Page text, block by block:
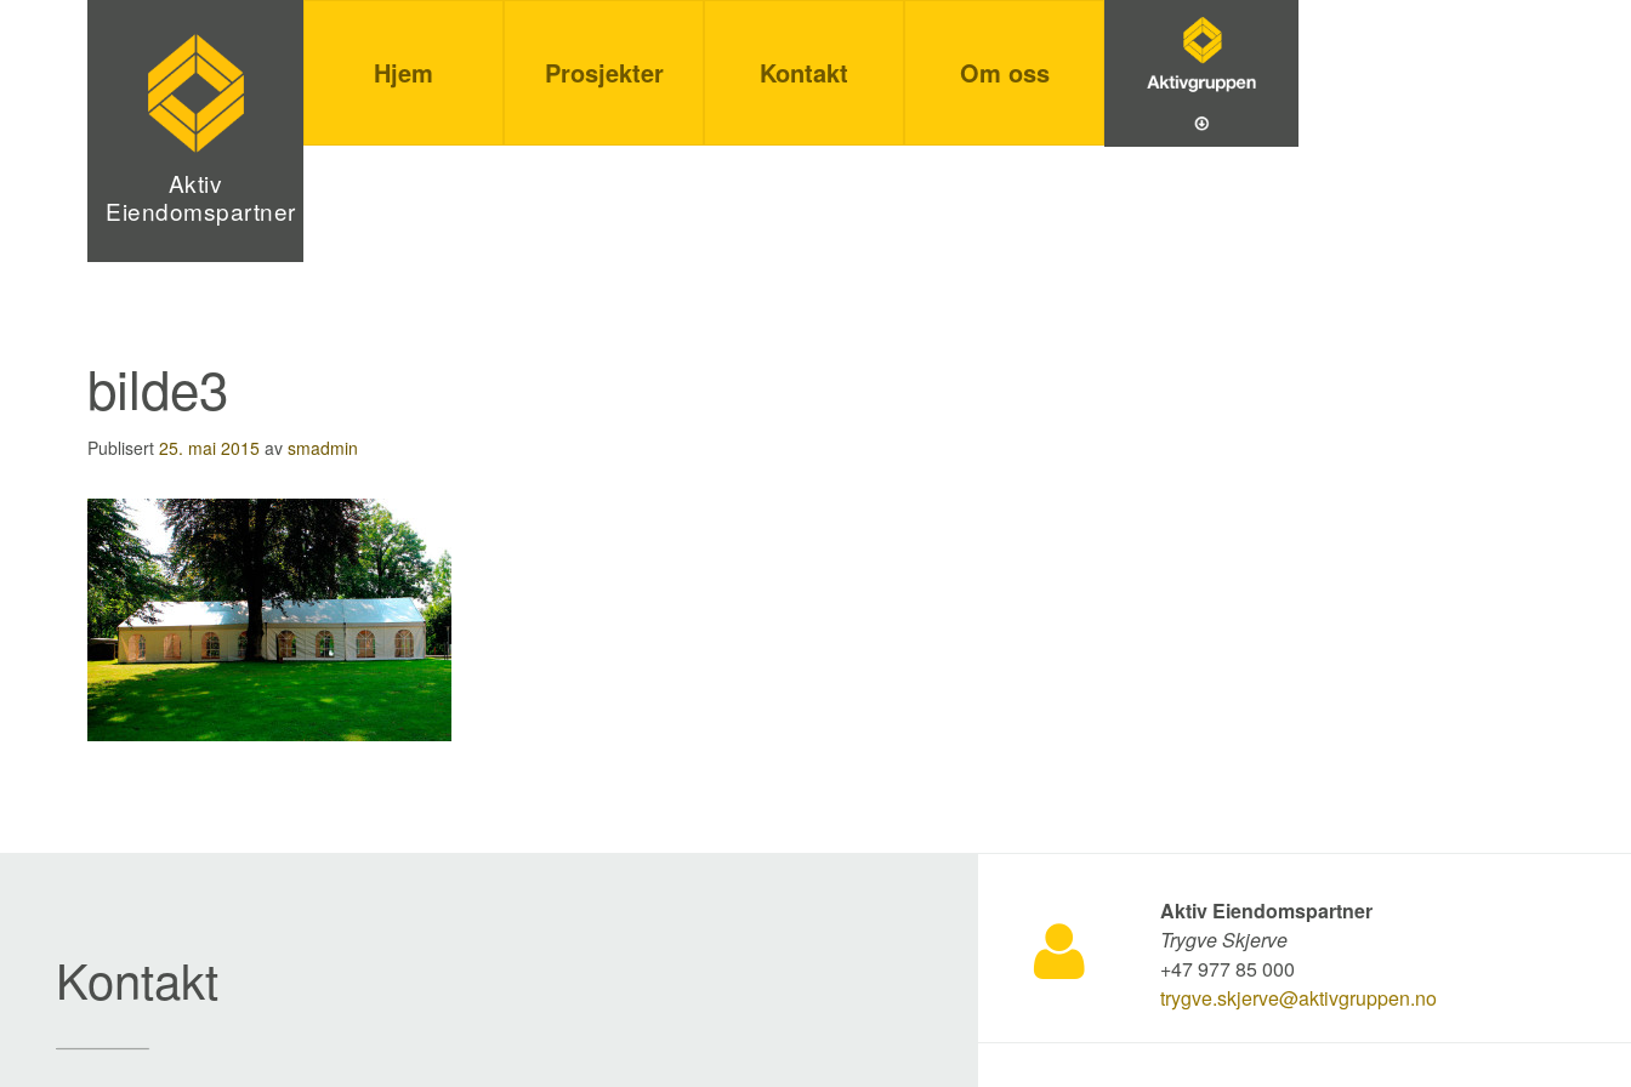
Aktiv
eiendomspartner
Utleie
og
eiendomsutvikling
med
kvalitet
i
alle
Aktiv
Eiendomspartner
Hjem Prosjekter Kontakt Om oss
bilde3
Publisert 25. mai 2015 av smadmin
Kontakt
Aktiv Eiendomspartner
Trygve Skjerve
+47 977 85 000
trygve.skjerve@aktivgruppen.no